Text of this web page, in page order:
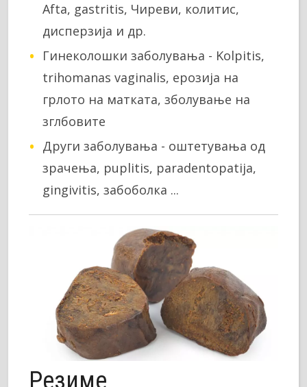
Afta, gastritis, Чиреви, колитис,
дисперзија и др.
Гинеколошки заболувања - Kolpitis,
trihomanas vaginalis, ерозија на
грлото на матката, зболување на
зглбовите
Други заболувања - оштетувања од
зрачења, puplitis, paradentopatija,
gingivitis, забоболка ...
Резиме